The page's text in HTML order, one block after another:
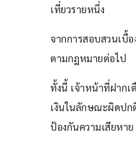
เที่ยวรายหนึ่ง
จากการสอบสวนเบื้
ตามกฎหมายต่อไป
ทั้งนี้ เจ้าหน้าที่ฝากเ
เงินในลักษณะผิดป
ป้องกันความเสียหา